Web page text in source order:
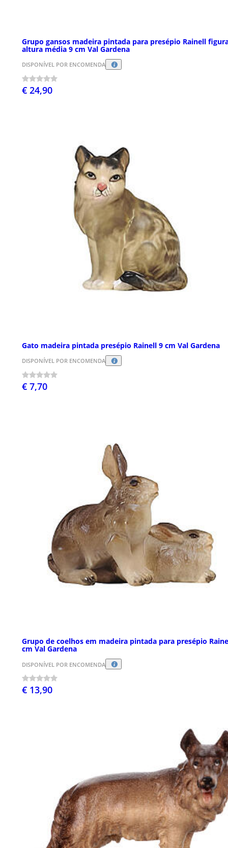
Grupo gansos madeira pintada para presépio Rainell
altura média 9 cm Val Gardena
DISPONÍVEL POR ENCOMENDA
€ 24,90
Gato madeira pintada presépio Rainell 9 cm Val Gardena
DISPONÍVEL POR ENCOMENDA
€ 7,70
Grupo de coelhos em madeira pintada para presépio
cm Val Gardena
DISPONÍVEL POR ENCOMENDA
€ 13,90